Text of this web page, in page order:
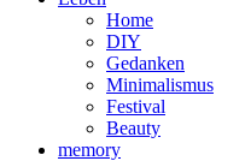
Home
DIY
Gedanken
Minimalismus
Festival
Beauty
memory